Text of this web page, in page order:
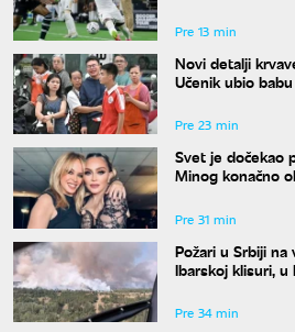
Pre 13 min
Novi detalji
Učenik ubio
Pre 23 min
Svet je dočekao
Minog konačno
Pre 31 min
Požari u Srbiji na
Ibarskoj klisuri,
Pre 34 min